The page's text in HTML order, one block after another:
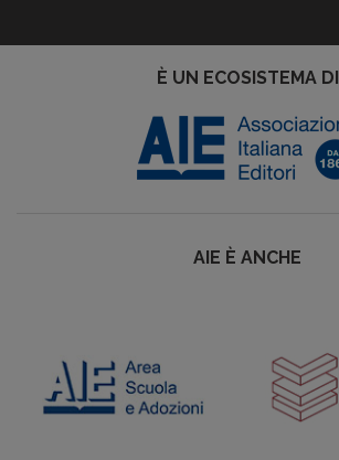
È UN ECOSISTEMA DI
AIE È ANCHE